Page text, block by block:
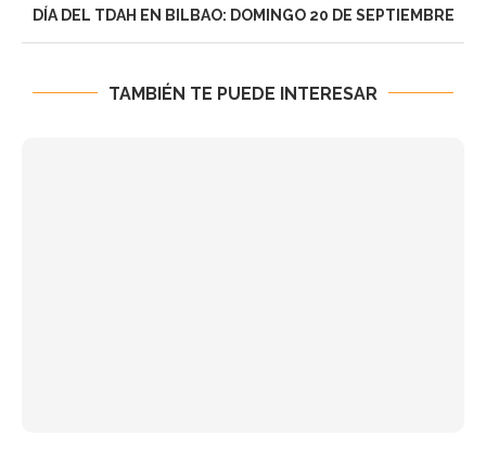
DÍA DEL TDAH EN BILBAO: DOMINGO 20 DE SEPTIEMBRE
TAMBIÉN TE PUEDE INTERESAR